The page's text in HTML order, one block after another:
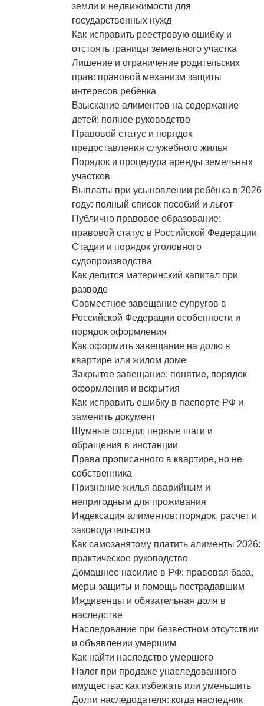
земли и недвижимости для
государственных нужд
Как исправить реестровую ошибку и
отстоять границы земельного участка
Лишение и ограничение родительских
прав: правовой механизм защиты
интересов ребёнка
Взыскание алиментов на содержание
детей: полное руководство
Правовой статус и порядок
предоставления служебного жилья
Порядок и процедура аренды земельных
участков
Выплаты при усыновлении ребёнка в 2026
году: полный список пособий и льгот
Публично правовое образование:
правовой статус в Российской Федерации
Стадии и порядок уголовного
судопроизводства
Как делится материнский капитал при
разводе
Совместное завещание супругов в
Российской Федерации особенности и
порядок оформления
Как оформить завещание на долю в
квартире или жилом доме
Закрытое завещание: понятие, порядок
оформления и вскрытия
Как исправить ошибку в паспорте РФ и
заменить документ
Шумные соседи: первые шаги и
обращения в инстанции
Права прописанного в квартире, но не
собственника
Признание жилья аварийным и
непригодным для проживания
Индексация алиментов: порядок, расчет и
законодательство
Как самозанятому платить алименты 2026:
практическое руководство
Домашнее насилие в РФ: правовая база,
меры защиты и помощь пострадавшим
Иждивенцы и обязательная доля в
наследстве
Наследование при безвестном отсутствии
и объявлении умершим
Как найти наследство умершего
Налог при продаже унаследованного
имущества: как избежать или уменьшить
Долги наследодателя: когда наследник